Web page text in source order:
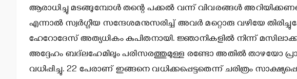
ആരാധിച്ചു മടങ്ങുമ്പോള്‍ തന്റെ പക്കല്‍ വന്ന് വിവരങ്ങള്‍
എന്നാല്‍ സ്വര്‍ഗ്ഗീയ സന്ദേശമനുസരിച്ച് അവര്‍ മറ്റൊരു വഴിയേ
ഹേറോദേസ് അത്യധികം കുപിതനായി. ജ്ഞാനികളില്‍ നിന്ന്
അദ്ദേഹം ബദ്‌ലഹേമിലും പരിസരത്തുമുള്ള രണ്ടോ അതില്‍ താഴയോ
വധിപ്പിച്ചു. 22 പേരാണ് ഇങ്ങനെ വധിക്കപ്പെട്ടതെന്ന് ചരിത്രം